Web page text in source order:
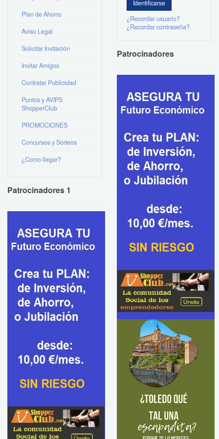
Plan de Ahorro
Aviso Legal
Solicitar Invitación
Invitar Amigos
Contratar Publicidad
Puntos y AVIPS
ShopperClub
PROMOCIONES
Concursos y Sorteos
¿Como llegar?
Patrocinadores 1
¿Recordar usuario?
¿Recordar contraseña?
Patrocinadores